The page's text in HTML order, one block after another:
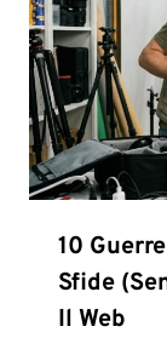
10
Sfide
Il Web